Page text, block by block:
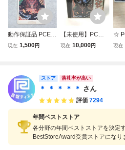
動作保証品 PCE P
Cエンジン Huカー
現在 1,500円
【未使用】PCエ
ンジン HuCARD
E デッドストック
長期保管品 同梱可
能
現在 10,000円
☆
ン
現在
ストア 落札率が高い
＊ ＊ ＊ ＊ ＊ さん
評価 7294
年間ベストストア
各分野の年間ベストストアを決定
BestStoreAward受賞ストアになり